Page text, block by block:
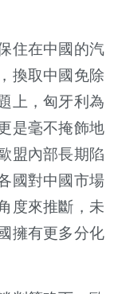
住在中國的汽
換取中國免除
上，匈牙利為
是毫不掩飾地
盟內部長期陷
國對中國市場
度來推斷，未
擁有更多分化